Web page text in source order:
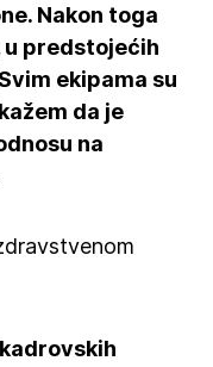
Nakon toga
u predstojećih
ekipama su
da je
na